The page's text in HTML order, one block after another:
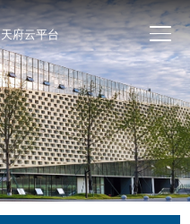
天府云平台